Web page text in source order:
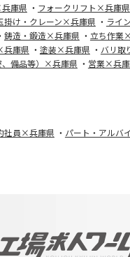
庫県
フォークリフト×兵庫県
掛け・クレーン×兵庫県
ライ
鋳造・鍛造×兵庫県
立ち作業
庫県 塗装×兵庫県
バリ取
、備品等）×兵庫県
営業×兵
社員×兵庫県
パート・アルバ